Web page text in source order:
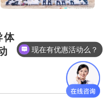
体
现在有优惠活动么？